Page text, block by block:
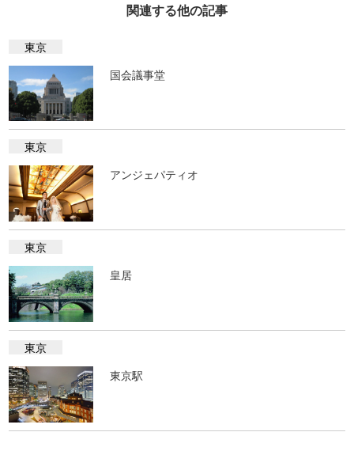
関連する他の記事
東京
国会議事堂
東京
アンジェパティオ
東京
皇居
東京
東京駅